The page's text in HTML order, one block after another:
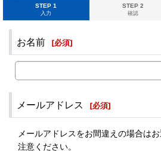
STEP 1
入力
STEP 2
確認
お名前 [必須]
メールアドレス [必須]
メールアドレスをお間違えの場合は
注意ください。